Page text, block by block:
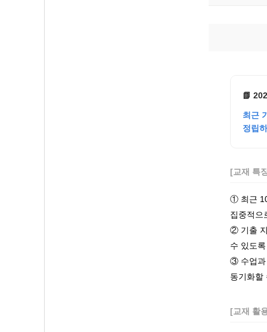
📗
최근
정립
[교재 특
① 최근
집중적으
② 기출 지
수 있도
③ 수업과
동기화할
[교재 활